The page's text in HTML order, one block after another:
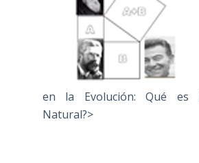
en la Evolución: Qué es
Natural?>